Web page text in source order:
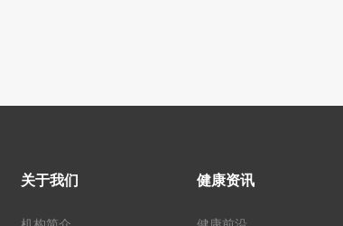
关于我们 健康资讯